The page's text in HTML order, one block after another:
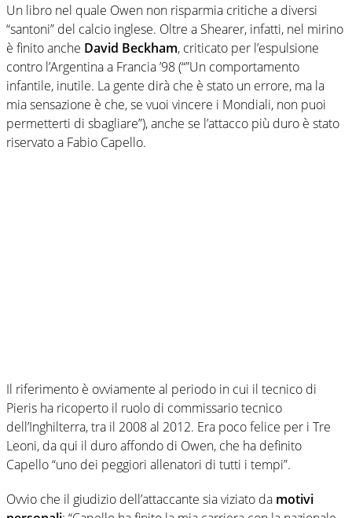
Un libro nel quale Owen non risparmia critiche a diversi
“santoni” del calcio inglese. Oltre a Shearer, infatti, nel mirino
è finito anche David Beckham, criticato per l’espulsione
contro l’Argentina a Francia ’98 (“”Un comportamento
infantile, inutile. La gente dirà che è stato un errore, ma la
mia sensazione è che, se vuoi vincere i Mondiali, non puoi
permetterti di sbagliare”), anche se l’attacco più duro è stato
riservato a Fabio Capello.
Il riferimento è ovviamente al periodo in cui il tecnico di
Pieris ha ricoperto il ruolo di commissario tecnico
dell’Inghilterra, tra il 2008 al 2012. Era poco felice per i Tre
Leoni, da qui il duro affondo di Owen, che ha definito
Capello “uno dei peggiori allenatori di tutti i tempi”.
Ovvio che il giudizio dell’attaccante sia viziato da motivi